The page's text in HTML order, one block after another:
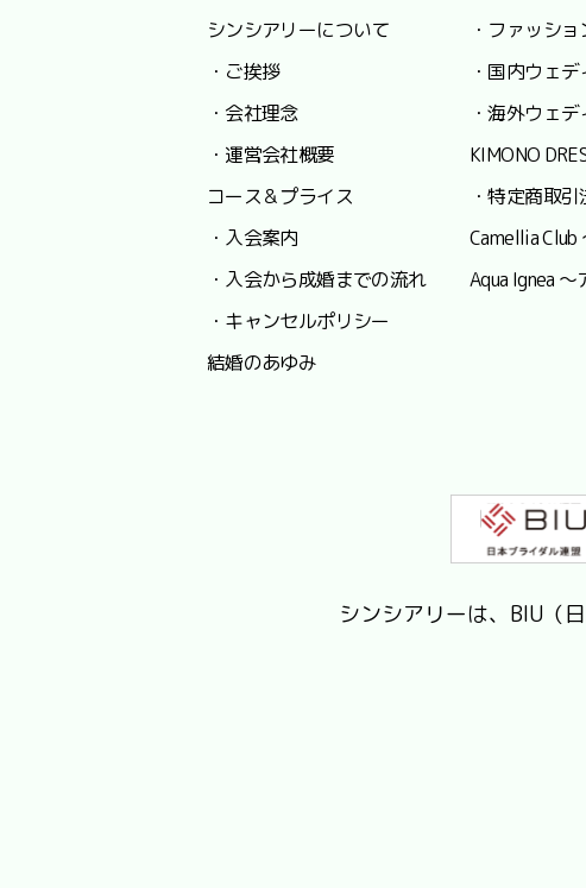
シンシアリーについて
・ご挨拶
・会社理念
・運営会社概要
コース＆プライス
・入会案内
・入会から成婚までの流れ
・キャンセルポリシー
結婚のあゆみ
・ファッシ
・国内ウェ
・海外ウェ
KIMONO
・特定商取
Camellia
Aqua Ignea
シンシアリーは、BIU（